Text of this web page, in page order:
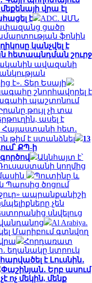
վրա էլ
է
ADC. ԱՄՆ
ցածր
ֆոնին
կանչվել է
հետապնդման շուրջ
ավազանի
է». Տեր Եսայի
շնորհավորել է
պաշտոնում
թույլ չի տա
ասել է
հետ․
թիմ է ստանձնել
13
ՔՊ-ի
Ակնհայտ է՝
կողմից
Պուտինը և
Պարսից ծոցում
ապրանքանիշի
չեն
սնվելուց
Al Arabiya.
Մարիբում գտնվող
Հորդառատ
եղանակը կտրուկ
է Լուսնին․
Փաշինյան․ Երբ ասում
ոչ մեկին, մենք